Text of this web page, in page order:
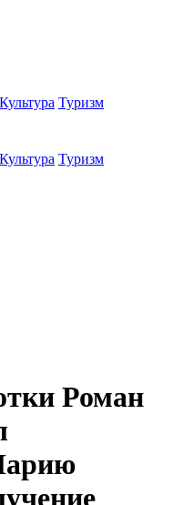
Культура Туризм
Культура Туризм
Роман